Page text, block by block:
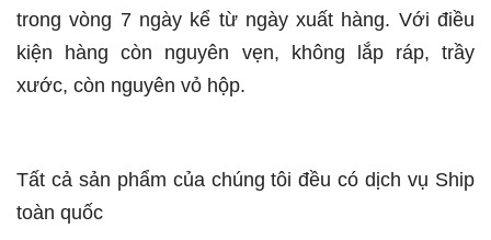
trong vòng 7 ngày kể từ ngày xuất hàng. Với điều
kiện hàng còn nguyên vẹn, không lắp ráp, trầy
xước, còn nguyên vỏ hộp.
Tất cả sản phẩm của chúng tôi đều có dịch vụ Ship
toàn quốc